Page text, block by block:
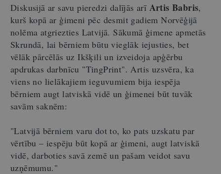
Diskusijā ar savu pieredzi dalījās arī Artis Babris,
kurš kopā ar ģimeni pēc desmit gadiem Norvēģijā
nolēma atgriezties Latvijā. Sākumā ģimene apmetās
Skrundā, lai bērniem būtu vieglāk iejusties, bet
vēlāk pārcēlās uz Ikšķili un izveidoja apģērbu
apdrukas darbnīcu "TingPrint". Artis uzsvēra, ka
viens no lielākajiem ieguvumiem bija iespēja
bērniem augt latviskā vidē un ģimenei būt tuvāk
savām saknēm:
"Latvijā bērniem varu dot to, ko pats uzskatu par
vērtību – iespēju būt kopā ar ģimeni, augt latviskā
vidē, darboties savā zemē un pašam veidot savu
uzņēmumu."